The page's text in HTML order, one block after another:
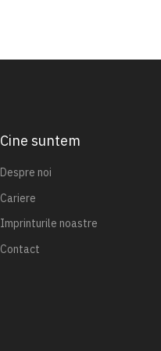
Cine suntem
Despre noi
Cariere
Imprinturile noastre
Contact